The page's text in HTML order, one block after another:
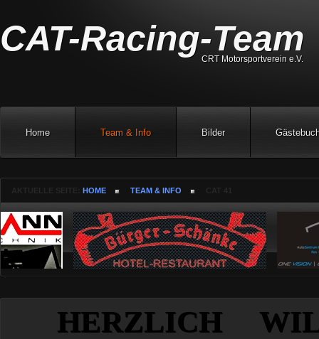
CAT-Racing-Team
CRT Motorsportverein e.V.
Home Team & Info Bilder
HOME TEAM & INFO
HERZLICH